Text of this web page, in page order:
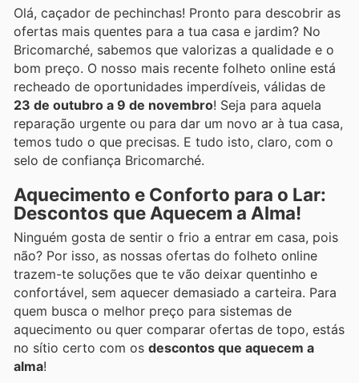
Olá, caçador de pechinchas! Pronto para descobrir as
ofertas mais quentes para a tua casa e jardim? No
Bricomarché, sabemos que valorizas a qualidade e o
bom preço. O nosso mais recente folheto online está
recheado de oportunidades imperdíveis, válidas de
23 de outubro a 9 de novembro! Seja para aquela
reparação urgente ou para dar um novo ar à tua casa,
temos tudo o que precisas. E tudo isto, claro, com o
selo de confiança Bricomarché.
Aquecimento e Conforto para o Lar:
Descontos que Aquecem a Alma!
Ninguém gosta de sentir o frio a entrar em casa, pois
não? Por isso, as nossas ofertas do folheto online
trazem-te soluções que te vão deixar quentinho e
confortável, sem aquecer demasiado a carteira. Para
quem busca o melhor preço para sistemas de
aquecimento ou quer comparar ofertas de topo, estás
no sítio certo com os descontos que aquecem a
alma!